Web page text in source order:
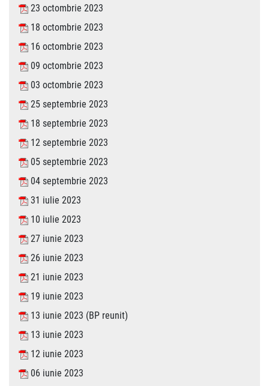
23 octombrie 2023
18 octombrie 2023
16 octombrie 2023
09 octombrie 2023
03 octombrie 2023
25 septembrie 2023
18 septembrie 2023
12 septembrie 2023
05 septembrie 2023
04 septembrie 2023
31 iulie 2023
10 iulie 2023
27 iunie 2023
26 iunie 2023
21 iunie 2023
19 iunie 2023
13 iunie 2023 (BP reunit)
13 iunie 2023
12 iunie 2023
06 iunie 2023